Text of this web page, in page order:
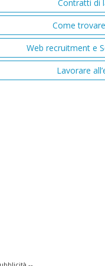
Contratti di
Come
Web recruitment e
Lavorare